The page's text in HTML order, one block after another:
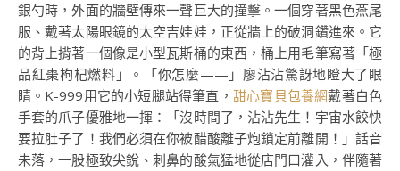
銀勺時，外面的牆壁傳來一聲巨大的撞擊。一個穿著黑色燕尾
服、戴著太陽眼鏡的太空吉娃娃，正從牆上的破洞鑽進來。它
的背上揹著一個像是小型瓦斯桶的東西，桶上用毛筆寫著「極
品紅棗枸杞燃料」。「你怎麼——」廖沾沾驚訝地瞪大了眼
睛。K-999用它的小短腿站得筆直， 甜心寶貝包養網戴著白色
手套的爪子優雅地一揮：「沒時間了，沾沾先生！宇宙水餃快
要拉肚子了！我們必須在你被醋酸離子炮鎖定前離開！」話音
未落，一股極致尖銳、刺鼻的酸氣猛地從店門口灌入，伴隨著